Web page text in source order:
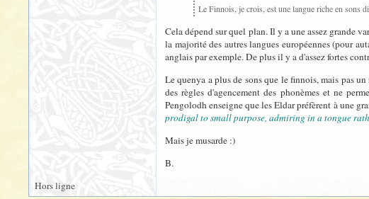
Le Finnois, je crois, est une langue riche en sons
Cela dépend sur quel plan. Il y a une assez grande
la majorité des autres langues européennes (pour
anglais par exemple. De plus il y a d'assez fortes
Le quenya a plus de sons que le finnois, mais pas
des règles d'agencement des phonèmes et ne
Pengolodh enseigne que les Eldar préfèrent à une
prodigal to small purpose, admiring in a tongue
Mais je musarde :)
B.
Hors ligne